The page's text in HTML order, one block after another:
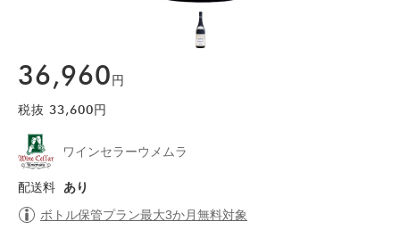
36,960 円
税抜 33,600 円
ワインセラーウメムラ
配送料
あり
ボトル保管プラン最大3か月無料対象